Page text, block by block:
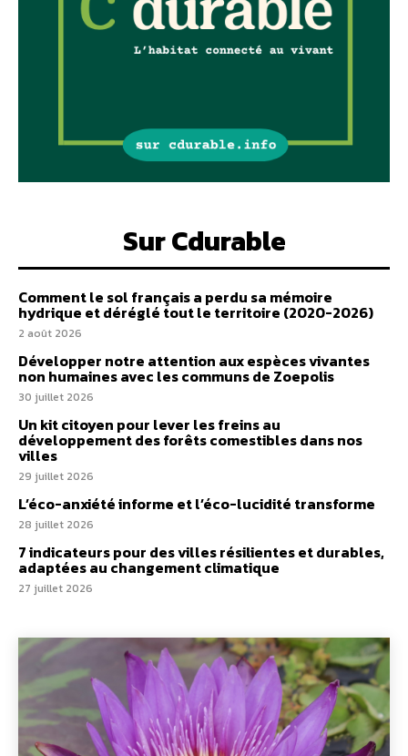
Sur Cdurable
Comment le sol français a perdu sa mémoire
hydrique et déréglé tout le territoire (2020-2026)
2 août 2026
Développer notre attention aux espèces vivantes
non humaines avec les communs de Zoepolis
30 juillet 2026
Un kit citoyen pour lever les freins au
développement des forêts comestibles dans nos
villes
29 juillet 2026
L’éco-anxiété informe et l’éco-lucidité transforme
28 juillet 2026
7 indicateurs pour des villes résilientes et durables,
adaptées au changement climatique
27 juillet 2026